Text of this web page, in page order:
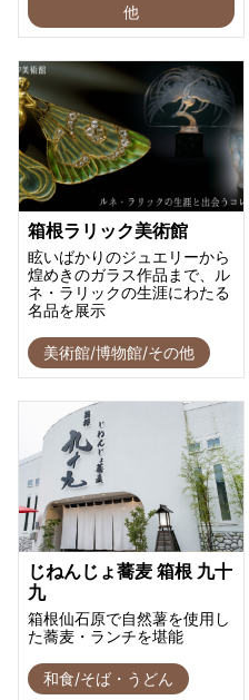
他
箱根ラリック美術館
眩いばかりのジュエリーから
煌めきのガラス作品まで、ル
ネ・ラリックの生涯にわたる
名品を展示
美術館/博物館/その他
じねんじょ蕎麦 箱根 九十
九
箱根仙石原で自然薯を使用し
た蕎麦・ランチを堪能
和食/そば・うどん